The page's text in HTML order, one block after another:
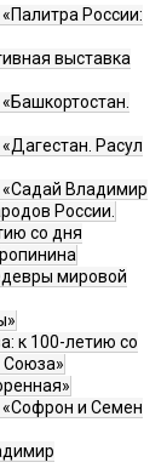
России:
выставка
Расул
«Садай Владимир
России.
со дня
мировой
к 100-летию со
Союза»
«Софрон и Семен